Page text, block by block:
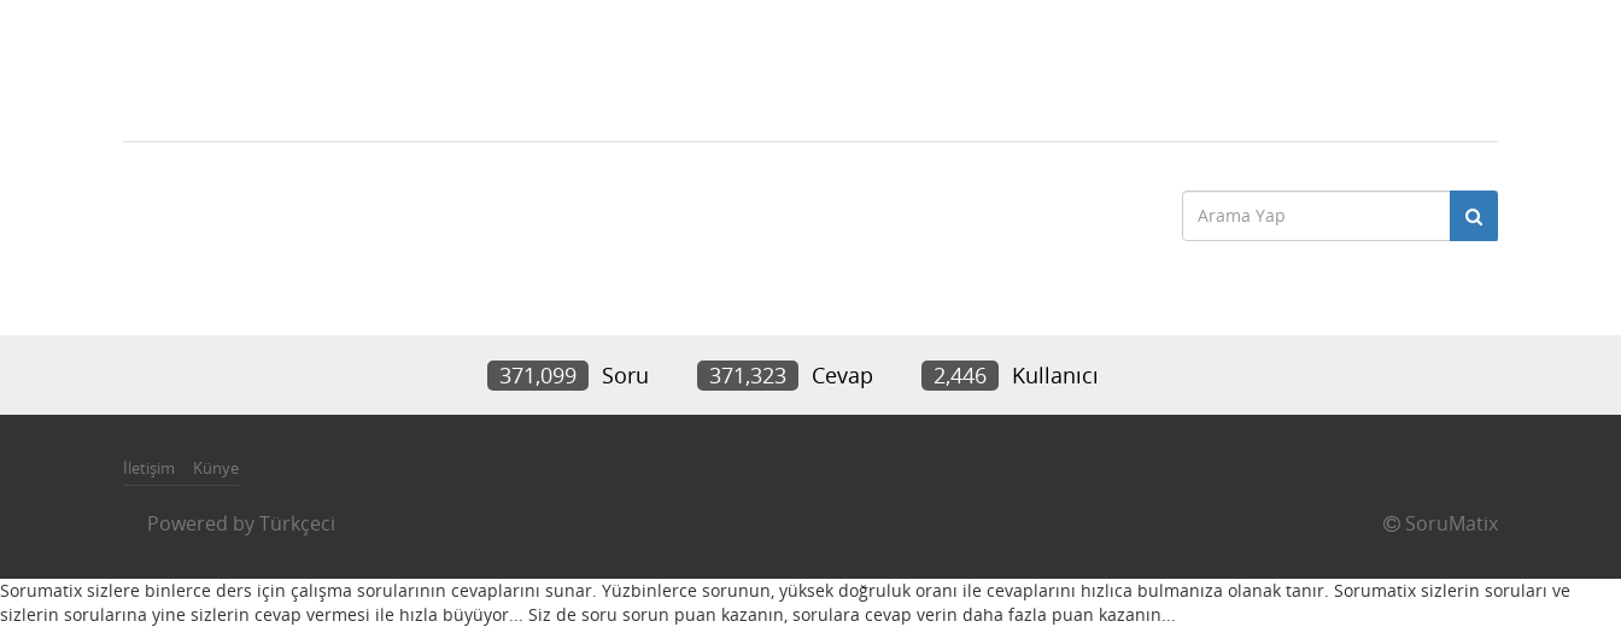
371,099 Soru 371,323 Cevap 2,446 Kullanıcı
İletişim Künye
Powered byTürkçeci SoruMatix
Sorumatix sizlere binlerce ders için çalışma sorularının cevaplarını sunar. Yüzbinlerce sorunun, yüksek doğruluk oranı ile cevaplarını hızlıca bulmanıza olanak tanır. Sorumatix sizlerin soruları ve
sizlerin sorularına yine sizlerin cevap vermesi ile hızla büyüyor... Siz de soru sorun puan kazanın, sorulara cevap verin daha fazla puan kazanın...